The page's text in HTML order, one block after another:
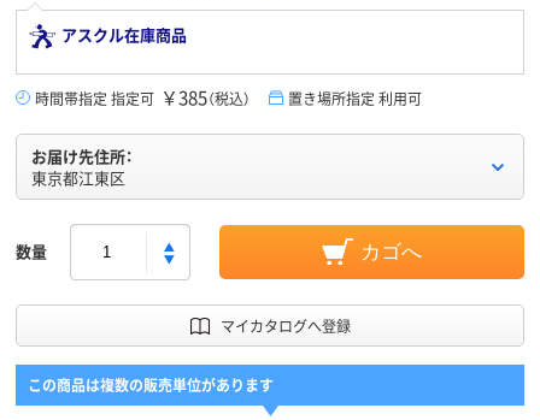
アスクル在庫商品
時間帯指定 指定可 ￥385（税込） 置き場所指定 利用可
お届け先住所：
東京都江東区
数量 カゴへ
マイカタログへ登録
この商品は複数の販売単位があります